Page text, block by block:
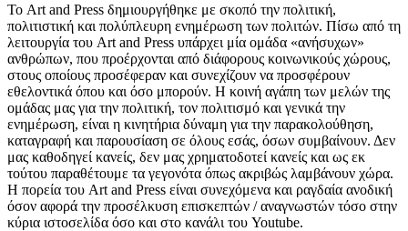
Το Art and Press δημιουργήθηκε με σκοπό την πολιτική,
πολιτιστική και πολύπλευρη ενημέρωση των πολιτών. Πίσω από τη
λειτουργία του Art and Press υπάρχει μία ομάδα «ανήσυχων»
ανθρώπων, που προέρχονται από διάφορους κοινωνικούς χώρους,
στους οποίους προσέφεραν και συνεχίζουν να προσφέρουν
εθελοντικά όπου και όσο μπορούν. Η κοινή αγάπη των μελών της
ομάδας μας για την πολιτική, τον πολιτισμό και γενικά την
ενημέρωση, είναι η κινητήρια δύναμη για την παρακολούθηση,
καταγραφή και παρουσίαση σε όλους εσάς, όσων συμβαίνουν. Δεν
μας καθοδηγεί κανείς, δεν μας χρηματοδοτεί κανείς και ως εκ
τούτου παραθέτουμε τα γεγονότα όπως ακριβώς λαμβάνουν χώρα.
Η πορεία του Art and Press είναι συνεχόμενα και ραγδαία ανοδική
όσον αφορά την προσέλκυση επισκεπτών / αναγνωστών τόσο στην
κύρια ιστοσελίδα όσο και στο κανάλι του Youtube.